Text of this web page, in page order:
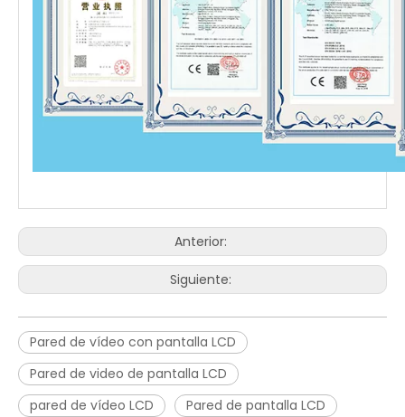
Anterior:
Siguiente:
Pared de vídeo con pantalla LCD
Pared de video de pantalla LCD
pared de vídeo LCD
Pared de pantalla LCD